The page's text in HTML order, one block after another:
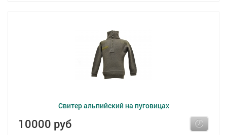
Свитер альпийский на пуговицах
10000 руб